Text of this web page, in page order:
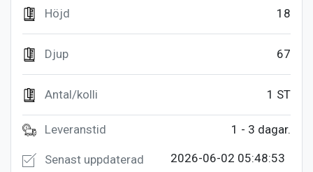
18
Höjd
67
Djup
1 ST
Antal/kolli
1 - 3 dagar.
Leveranstid
2026-06-02 05:48:53
Senast uppdaterad